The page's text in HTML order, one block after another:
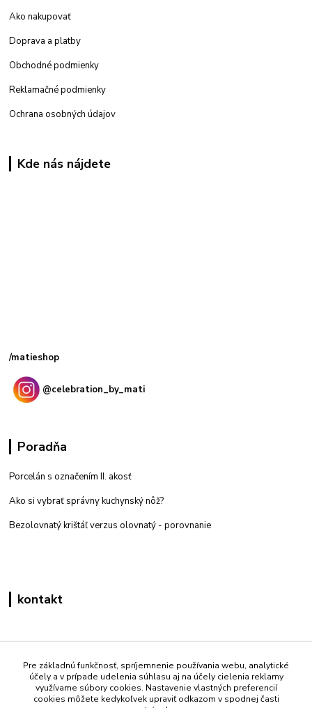
Ako nakupovať
Doprava a platby
Obchodné podmienky
Reklamačné podmienky
Ochrana osobných údajov
Kde nás nájdete
/matieshop
@celebration_by_mati
Poradňa
Porcelán s označením II. akosť
Ako si vybrať správny kuchynský nôž?
Bezolovnatý krištáľ verzus olovnatý - porovnanie
kontakt
+421 908 861 051
(Po - Pia 7:30-15:30)
info@mati.sk
Pre základnú funkčnosť, spríjemnenie používania webu, analytické
účely a v prípade udelenia súhlasu aj na účely cielenia reklamy
využívame súbory cookies. Nastavenie vlastných preferencií
cookies môžete kedykoľvek upraviť odkazom v spodnej časti